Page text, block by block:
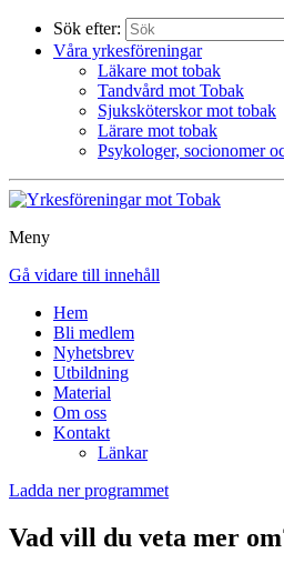
Sök efter:
Våra yrkesföreningar
Läkare mot tobak
Tandvård mot Tobak
Sjuksköterskor mot tobak
Lärare mot tobak
Psykologer, socionomer
Meny
Gå vidare till innehåll
Hem
Bli medlem
Nyhetsbrev
Utbildning
Material
Om oss
Kontakt
Länkar
Ladda ner programmet
Vad vill du veta mer